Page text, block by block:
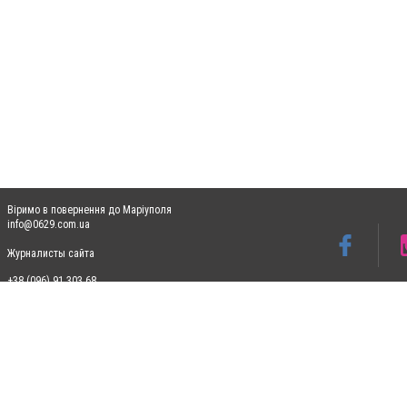
Віримо в повернення до Маріуполя
info@0629.com.ua
Журналисты сайта
+38 (096) 91 303 68